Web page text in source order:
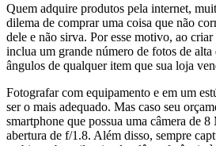
Quem adquire produtos pela internet,
dilema de comprar uma coisa que não
dele e não sirva. Por esse motivo, ao
inclua um grande número de fotos de
ângulos de qualquer item que sua loja
Fotografar com equipamento e em um
ser o mais adequado. Mas caso seu
smartphone que possua uma câmera de
abertura de f/1.8. Além disso, sempre